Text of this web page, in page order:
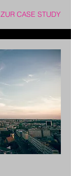
ZUR CASE STUDY